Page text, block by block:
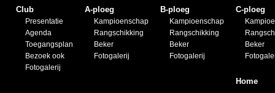
Club
Presentatie
Agenda
Toegangsplan
Bezoek ook
Fotogalerij
A-ploeg
Kampioenschap
Rangschikking
Beker
Fotogalerij
B-ploeg
Kampioenschap
Rangschikking
Beker
Fotogalerij
C-ploeg
Beker
Home